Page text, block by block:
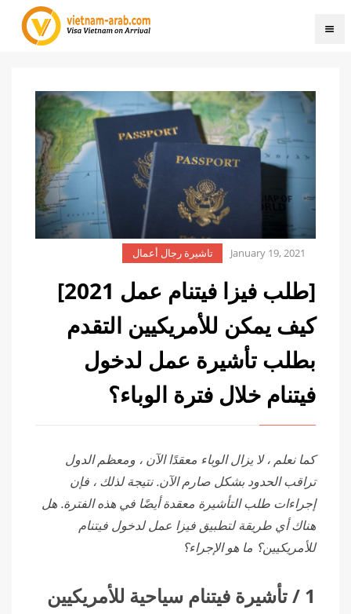
January 19, 2021 تاشيرة رجال أعمال
[طلب فيزا فيتنام عمل 2021]
كيف يمكن للأمريكيين التقدم
بطلب تأشيرة عمل لدخول
فيتنام خلال فترة الوباء؟
كما نعلم ، لا يزال الوباء معقدًا الآن ، ومعظم الدول
تراقب الحدود بشكل صارم الآن. نتيجة لذلك ، فإن
إجراءات طلب التأشيرة معقدة أيضًا في هذه الفترة. هل
هناك أي طريقة لتطبيق فيزا عمل لدخول فيتنام
للأمريكيين؟ ما هو الإجراء؟
1
/تأشيرة فيتنام سياحية للأمريكيين